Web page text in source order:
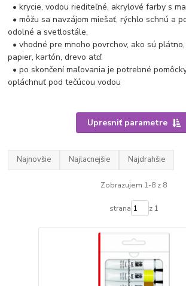
• krycie, vodou riediteľné, akrylové farby s
• môžu sa navzájom miešať, rýchlo schnú a
odolné a svetlostále,
• vhodné pre mnoho povrchov, ako sú
papier, kartón, drevo atď.
• po skončení maľovania je potrebné
opláchnuť pod tečúcou vodou
Upresniť parametre
Najnovšie Najlacnejšie Najdrahšie
Zobrazujem 1-8 z 8
strana z 1